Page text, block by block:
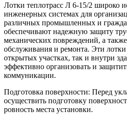
Лотки теплотрасс Л 6-15/2 широко
инженерных системах для
различных промышленных и
обеспечивают надежную защиту
механических повреждений, а
обслуживания и ремонта. Эти
открытых участках, так и внутри
эффективно организовать и
коммуникации.
Подготовка поверхности: Перед
осуществить подготовку
ровность места установки.